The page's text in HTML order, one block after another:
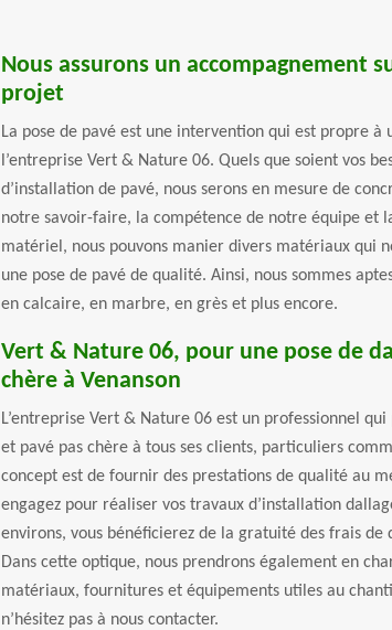
Nous assurons un accompagnement
projet
La pose de pavé est une intervention qui est propre à
l’entreprise Vert & Nature 06. Quels que soient vos
d’installation de pavé, nous serons en mesure de
notre savoir-faire, la compétence de notre équipe et
matériel, nous pouvons manier divers matériaux qui
une pose de pavé de qualité. Ainsi, nous sommes
en calcaire, en marbre, en grès et plus encore.
Vert & Nature 06, pour une pose de
chère à Venanson
L’entreprise Vert & Nature 06 est un professionnel
et pavé pas chère à tous ses clients, particuliers
concept est de fournir des prestations de qualité au
engagez pour réaliser vos travaux d’installation
environs, vous bénéficierez de la gratuité des frais de
Dans cette optique, nous prendrons également en
matériaux, fournitures et équipements utiles au
n’hésitez pas à nous contacter.